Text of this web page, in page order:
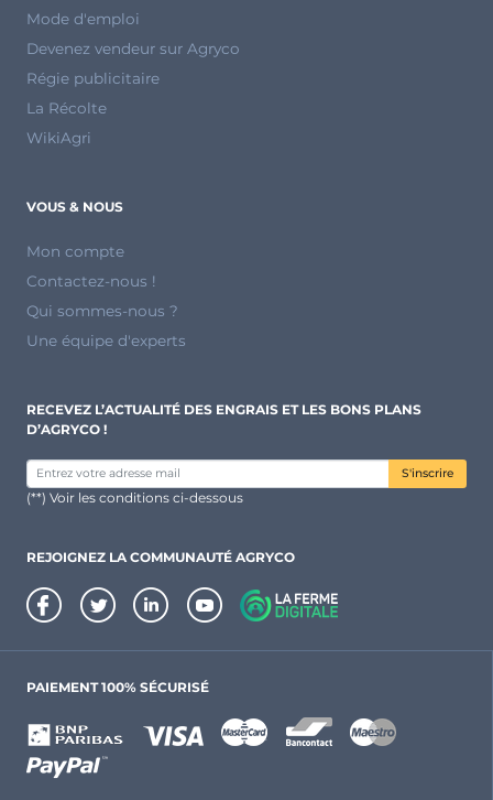
Mode d'emploi
Devenez vendeur sur Agryco
Régie publicitaire
La Récolte
WikiAgri
VOUS & NOUS
Mon compte
Contactez-nous !
Qui sommes-nous ?
Une équipe d'experts
RECEVEZ L’ACTUALITÉ DES ENGRAIS ET LES BONS PLANS
D’AGRYCO !
S'inscrire
(**) Voir les conditions ci-dessous
REJOIGNEZ LA COMMUNAUTÉ AGRYCO
PAIEMENT 100% SÉCURISÉ